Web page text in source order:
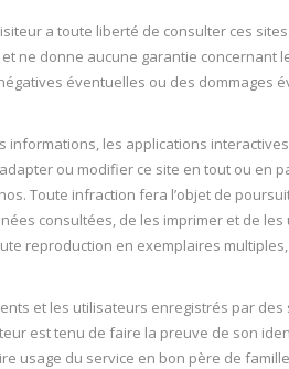
a toute liberté de consulter ces
ne donne aucune garantie concernant
éventuelles ou des dommages
les applications
ou modifier ce site en tout ou en
Toute infraction fera l’objet de
consultées, de les imprimer et de
reproduction en exemplaires
et les utilisateurs enregistrés par
est tenu de faire la preuve de son
usage du service en bon père de